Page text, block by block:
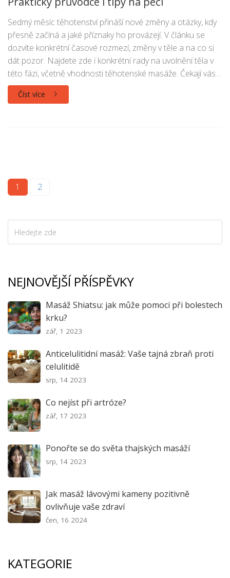
Sedmý měsíc těhotenství přináší nové změny a otázky, kdy
přesně začíná a jaké příznaky ho provázejí. V článku se
dozvíte konkrétní časové rozmezí, změny v těle a na co si
dát pozor. Najdete zde i konkrétní rady na uvolnění těla v
této fázi, včetně vhodnosti těhotenské masáže. Čekají vás i
tipy, jak si sedmý měsíc užít s větším pohodlím a méně
starostmi.
Číst více
1 2
NEJNOVĚJŠÍ PŘÍSPĚVKY
Masáž Shiatsu: jak může pomoci při bolestech
krku?
zář, 1 2023
Anticelulitidní masáž: Vaše tajná zbraň proti
celulitidě
srp, 14 2023
Co nejíst při artróze?
zář, 17 2023
Ponořte se do světa thajských masáží
srp, 14 2023
Jak masáž lávovými kameny pozitivně
ovlivňuje vaše zdraví
čen, 16 2024
KATEGORIE